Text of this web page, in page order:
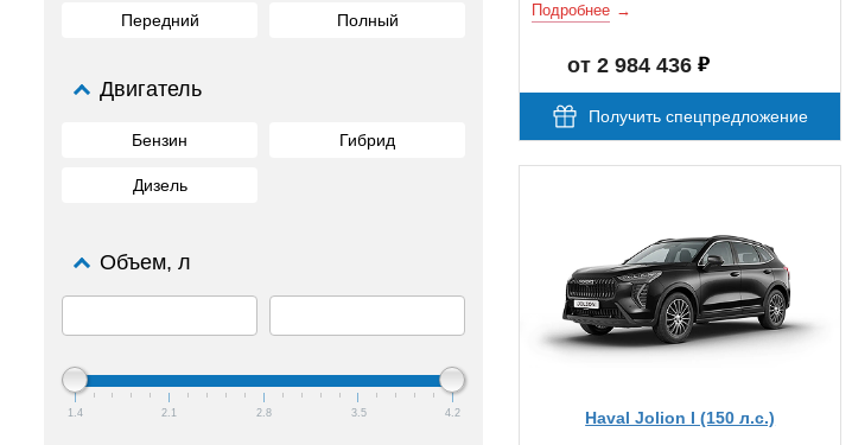
Передний Полный
Двигатель
Бензин Гибрид
Дизель
Объем, л
1.4 2.1 2.8 3.5 4.2
Подробнее
от 2 984 436
Получить спецпредложение
Haval Jolion I (150 л.с.)